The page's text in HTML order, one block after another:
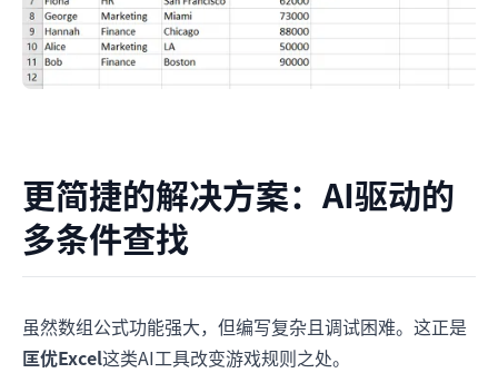
更简捷的解决方案：AI驱动的
多条件查找
虽然数组公式功能强大，但编写复杂且调试困难。这正是
匡优Excel这类AI工具改变游戏规则之处。